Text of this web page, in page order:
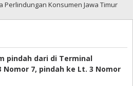
Perlindungan Konsumen Jawa Timur
pindah dari di Terminal
Nomor 7, pindah ke Lt. 3 Nomor